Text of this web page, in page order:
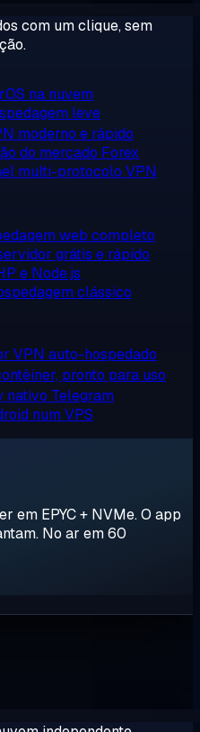
com um clique, sem
na nuvem
leve
moderno e rápido
do mercado Forex
multi-protocolo VPN
web completo
grátis e rápido
e Node.js
clássico
VPN auto-hospedado
pronto para uso
nativo Telegram
num VPS
em EPYC + NVMe. O app
No ar em 60